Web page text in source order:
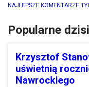
NAJLEPSZE KOMENTARZE
Popularne
Krzysztof
uświetnią
Nawrockiego